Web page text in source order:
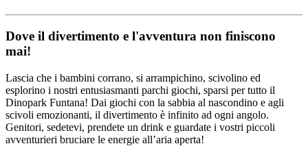
Dove il divertimento e l'avventura non finiscono
mai!
Lascia che i bambini corrano, si arrampichino, scivolino ed
esplorino i nostri entusiasmanti parchi giochi, sparsi per tutto il
Dinopark Funtana! Dai giochi con la sabbia al nascondino e agli
scivoli emozionanti, il divertimento è infinito ad ogni angolo.
Genitori, sedetevi, prendete un drink e guardate i vostri piccoli
avventurieri bruciare le energie all’aria aperta!